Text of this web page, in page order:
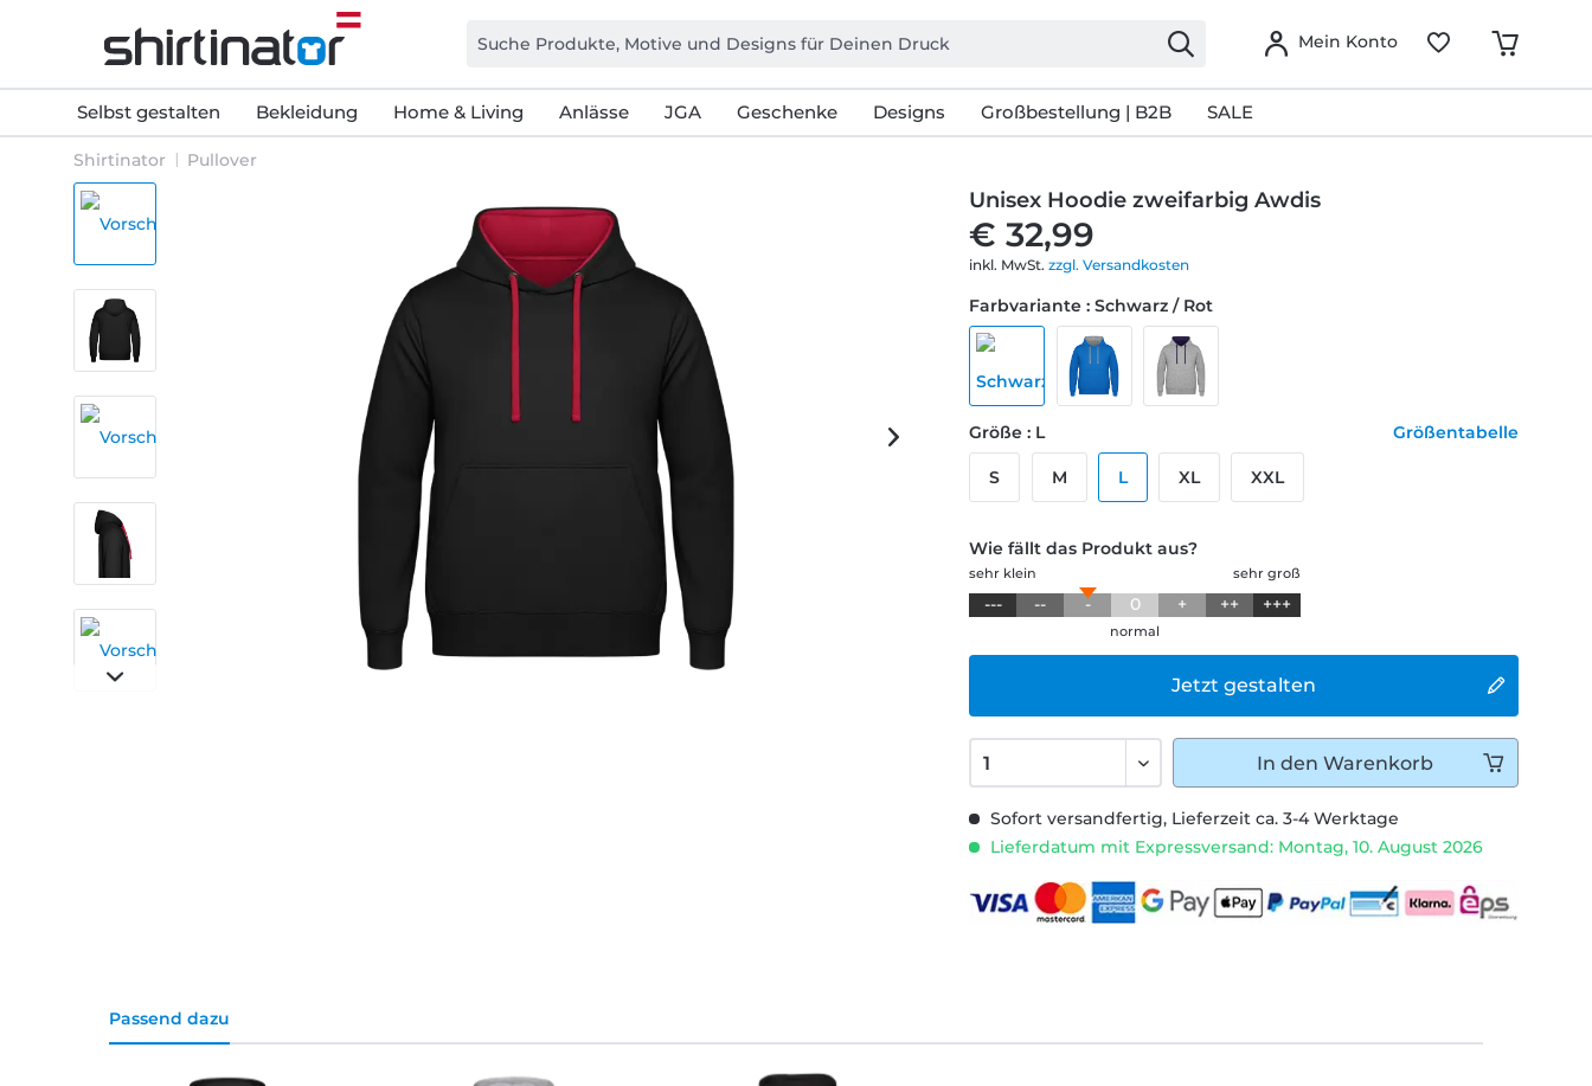
Mein Konto
Selbst gestalten Bekleidung Home & Living Anlässe JGA Geschenke Designs Großbestellung | B2B SALE
Shirtinator Pullover
Unisex Hoodie zweifarbig Awdis
€ 32,99
inkl. MwSt.zzgl. Versandkosten
Sofort versandfertig, Lieferzeit ca. 3-4 Werktage
Lieferdatum mit Expressversand: Montag, 10. August 2026
Jetzt gestalten
Farbvariante : Schwarz / Rot
Größe : L Größentabelle
S M L XL XXL
Wie fällt das Produkt aus?
sehr groß
sehr klein
--- -- - 0 + ++ +++
normal
In den Warenkorb
Passend dazu